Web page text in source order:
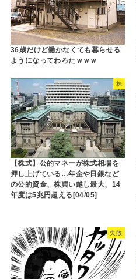
36歳だけど働かなくても暮らせる
ようになってわろたｗｗｗ
株
【株式】公的マネーが株式相場を
押し上げている…年金や日銀など
の公的資金、株買い越し最大、14
年度は5兆円超える[04/05]
失敗